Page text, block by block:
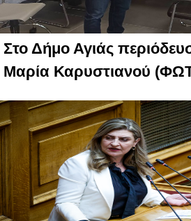
Στο Δήμο Αγιάς
Μαρία Καρυστιανού